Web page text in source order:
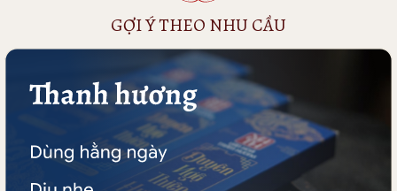
GỢI Ý THEO NHU CẦU